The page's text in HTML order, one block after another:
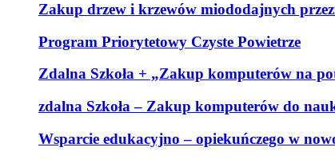
Zakup drzew i krzewów miododajnych
Program Priorytetowy Czyste Powietrze
Zdalna Szkoła + „Zakup komputerów na
zdalna Szkoła – Zakup komputerów do
Wsparcie edukacyjno – opiekuńczego w